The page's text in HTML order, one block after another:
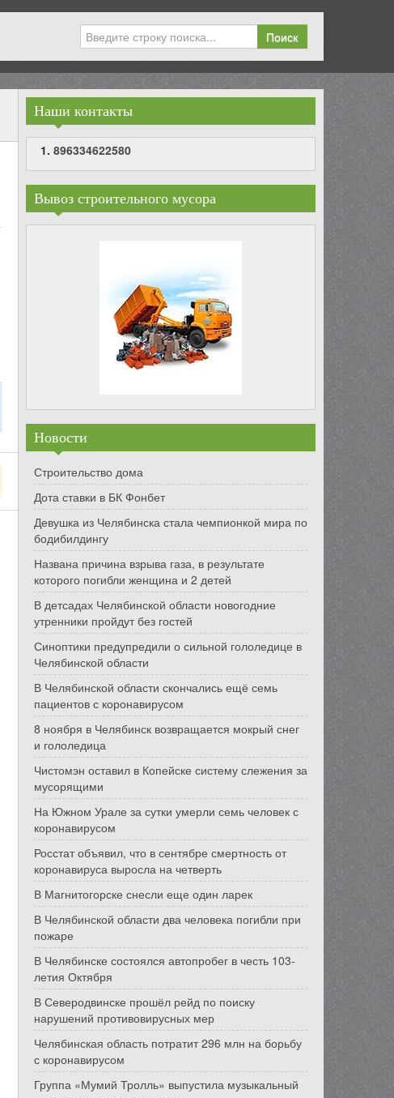
Поиск
Наши контакты
896334622580
Вывоз строительного мусора
Новости
Строительство дома
Дота ставки в БК Фонбет
Девушка из Челябинска стала чемпионкой мира по
бодибилдингу
Названа причина взрыва газа, в результате
которого погибли женщина и 2 детей
В детсадах Челябинской области новогодние
утренники пройдут без гостей
Синоптики предупредили о сильной гололедице в
Челябинской области
В Челябинской области скончались ещё семь
пациентов с коронавирусом
8 ноября в Челябинск возвращается мокрый снег
и гололедица
Чистомэн оставил в Копейске систему слежения за
мусорящими
На Южном Урале за сутки умерли семь человек с
коронавирусом
Росстат объявил, что в сентябре смертность от
коронавируса выросла на четверть
В Магнитогорске снесли еще один ларек
В Челябинской области два человека погибли при
пожаре
В Челябинске состоялся автопробег в честь 103-
летия Октября
В Северодвинске прошёл рейд по поиску
нарушений противовирусных мер
Челябинская область потратит 296 млн на борьбу
с коронавирусом
Группа «Мумий Тролль» выпустила музыкальный